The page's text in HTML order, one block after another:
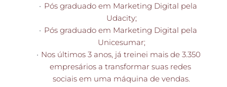
Pós graduado em Marketing Digital pela
Udacity;
Pós graduado em Marketing Digital pela
Unicesumar;
Nos últimos 3 anos, já treinei mais de 3.350
empresários a transformar suas redes
sociais em uma máquina de vendas.